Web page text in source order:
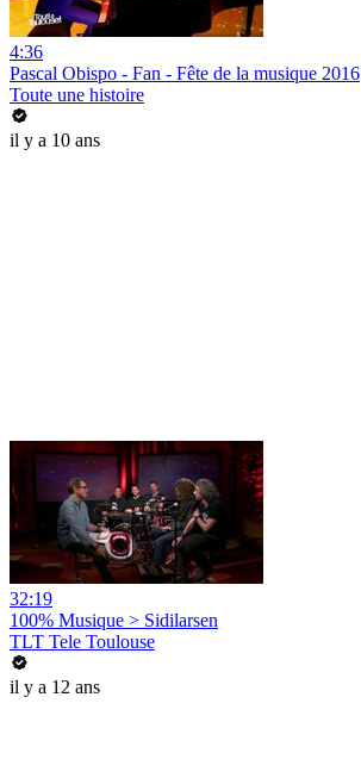
4:36
Pascal Obispo - Fan - Fête de la musique 2016
Toute une histoire
il y a 10 ans
32:19
100% Musique > Sidilarsen
TLT Tele Toulouse
il y a 12 ans